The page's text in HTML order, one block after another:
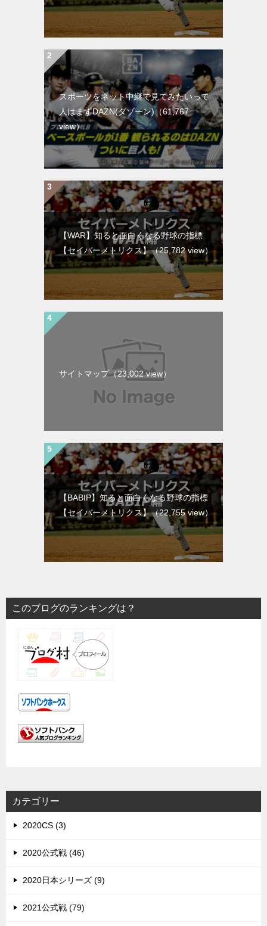
スポーツをネット中継で見てみたいって
人はまずDAZN(ダゾーン)（61,767
view）
【WAR】知ると面白くなる野球の指標
【セイバーメトリクス】（25,782 view）
サイトマップ（23,002 view）
【BABIP】知ると面白くなる野球の指標
【セイバーメトリクス】（22,755 view）
このブログのランキングは？
カテゴリー
2020CS (3)
2020公式戦 (46)
2020日本シリーズ (9)
2021公式戦 (79)